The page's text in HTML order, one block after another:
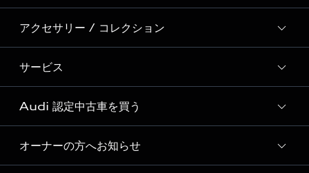
Audi Sport
Formula 1®
デジタルサービス
新車在庫検索
試乗車・展示車検索
見積り依頼
試乗予約
モデル一覧
特別仕様モデル / 限定モデル
e-tronラインアップ
価格シミュレーション
車両比較
アクセサリー / コレクション
純正アクセサリー
オンラインショップ
Audi collection
アウディナビアプリ
サービス
サービス入庫予約
サービスプログラム
メンテナンス
Audi 認定中古車を買う
Audi認定中古車
オーナーの方へお知らせ